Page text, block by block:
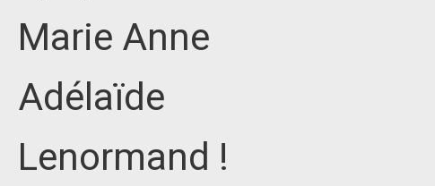
Marie Anne
Adélaïde
Lenormand !